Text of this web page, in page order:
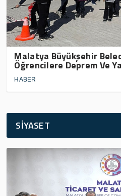
Malatya Büyükşehir
Öğrencilere Deprem Ve
HABER
SİYASET